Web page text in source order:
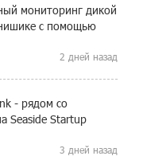
мониторинг дикой
с помощью
2 дней назад
- рядом со
Seaside Startup
3 дней назад